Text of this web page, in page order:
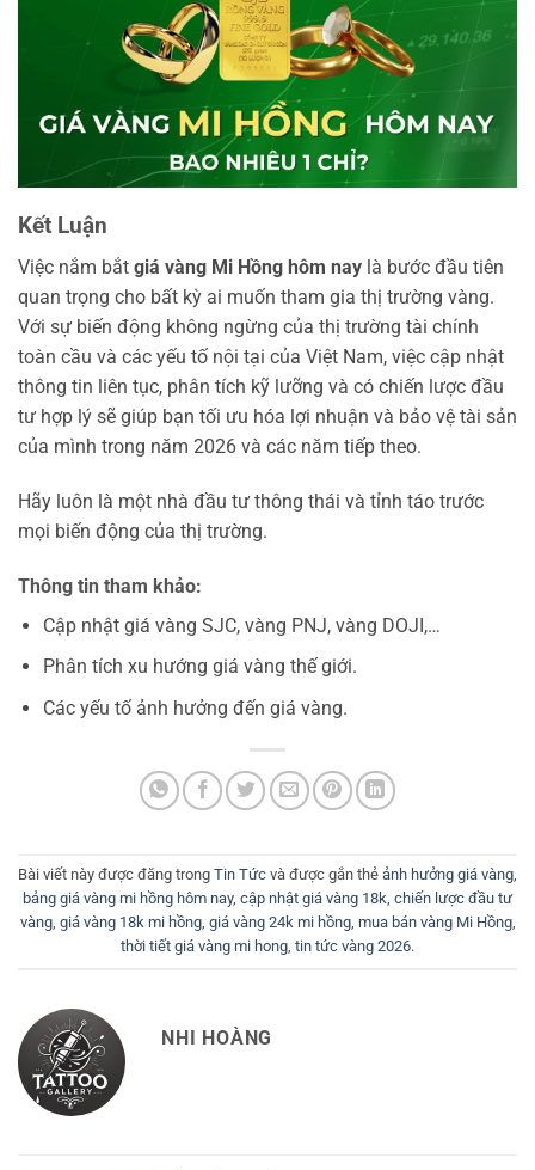
Kết Luận
Việc nắm bắt giá vàng Mi Hồng hôm nay là bước đầu tiên
quan trọng cho bất kỳ ai muốn tham gia thị trường vàng.
Với sự biến động không ngừng của thị trường tài chính
toàn cầu và các yếu tố nội tại của Việt Nam, việc cập nhật
thông tin liên tục, phân tích kỹ lưỡng và có chiến lược đầu
tư hợp lý sẽ giúp bạn tối ưu hóa lợi nhuận và bảo vệ tài sản
của mình trong năm 2026 và các năm tiếp theo.
Hãy luôn là một nhà đầu tư thông thái và tỉnh táo trước
mọi biến động của thị trường.
Thông tin tham khảo:
Cập nhật giá vàng SJC, vàng PNJ, vàng DOJI,…
Phân tích xu hướng giá vàng thế giới.
Các yếu tố ảnh hưởng đến giá vàng.
Bài viết này được đăng trong Tin Tức và được gắn thẻ ảnh hưởng giá vàng,
bảng giá vàng mi hồng hôm nay, cập nhật giá vàng 18k, chiến lược đầu tư
vàng, giá vàng 18k mi hồng, giá vàng 24k mi hồng, mua bán vàng Mi Hồng,
thời tiết giá vàng mi hong, tin tức vàng 2026.
NHI HOÀNG